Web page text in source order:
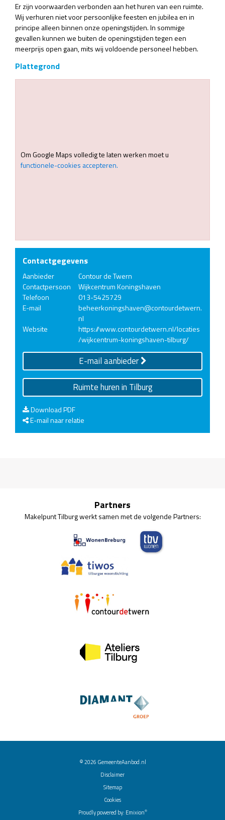
Er zijn voorwaarden verbonden aan het huren van een ruimte.
Wij verhuren niet voor persoonlijke feesten en jubilea en in
principe alleen binnen onze openingstijden. In sommige
gevallen kunnen we buiten de openingstijden tegen een
meerprijs open gaan, mits wij voldoende personeel hebben.
Plattegrond
Om Google Maps volledig te laten werken moet u
functionele-cookies accepteren.
Contactgegevens
Aanbieder
Contour de Twern
Contactpersoon
Wijkcentrum Koningshaven
Telefoon
013-5425729
E-mail
beheerkoningshaven@contourdetwern.
nl
Website
https://www.contourdetwern.nl/locaties
/wijkcentrum-koningshaven-tilburg/
E-mail aanbieder
Ruimte huren in Tilburg
Download PDF
E-mail naar relatie
Partners
Makelpunt Tilburg werkt samen met de volgende Partners:
© 2026 GemeenteAanbod.nl
Disclaimer
Sitemap
Cookies
Proudly powered by: Emixion®